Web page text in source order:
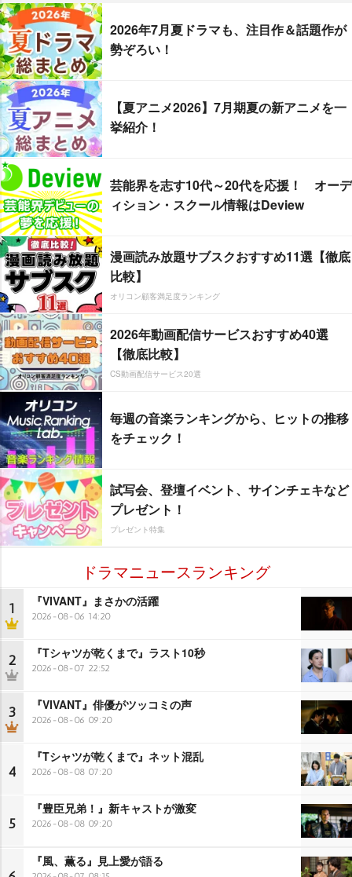
2026年7月夏ドラマも、注目作＆話題作が
勢ぞろい！
【夏アニメ2026】7月期夏の新アニメを一
挙紹介！
芸能界を志す10代～20代を応援！ オーデ
ィション・スクール情報はDeview
漫画読み放題サブスクおすすめ11選【徹底
比較】
オリコン顧客満足度ランキング
2026年動画配信サービスおすすめ40選
【徹底比較】
CS動画配信サービス20選
毎週の音楽ランキングから、ヒットの推移
をチェック！
試写会、登壇イベント、サインチェキなど
プレゼント！
プレゼント特集
ドラマニュースランキング
1 『VIVANT』まさかの活躍
2026-08-06 14:20
2 『Tシャツが乾くまで』ラスト10秒
2026-08-07 22:52
3 『VIVANT』俳優がツッコミの声
2026-08-06 09:20
4
『Tシャツが乾くまで』ネット混乱
2026-08-08 07:20
5
『豊臣兄弟！』新キャストが激変
2026-08-08 09:20
『風、薫る』見上愛が語る